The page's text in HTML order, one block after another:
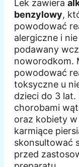
Lek zawiera
benzylowy,
powodować
alergiczne i
podawany
noworodkom.
powodować
toksyczne u
dzieci do 3 lat.
chorobami
oraz kobiety
karmiące
skonsultować
przed